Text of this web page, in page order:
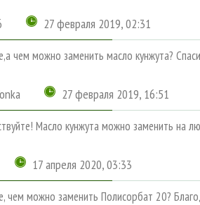
27 февраля 2019, 02:31
чем можно заменить масло кунжута?
27 февраля 2019, 16:51
Масло кунжута можно заменить на
17 апреля 2020, 03:33
чем можно заменить Полисорбат 20?